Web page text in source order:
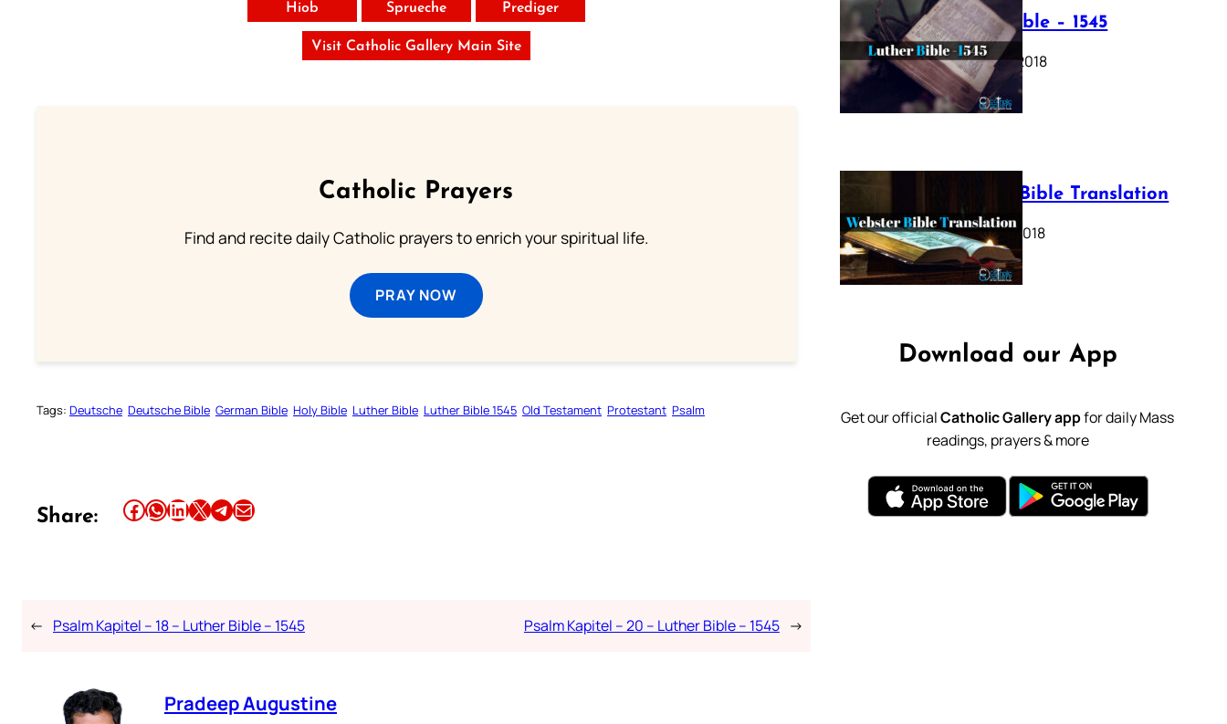
Hiob Sprueche Prediger
Visit Catholic Gallery Main Site
Catholic Prayers
Find and recite daily Catholic prayers to enrich your spiritual life.
PRAY NOW
Tags: Deutsche Deutsche Bible German Bible Holy Bible Luther Bible Luther Bible 1545 Old Testament Protestant Psalm
Share: Share this article on Facebook Share this article on WhatsApp Share this article on LinkedIn Share this article on X Share this article on TelegramEmail this Article
← Psalm Kapitel – 18 – Luther Bible – 1545 Psalm Kapitel – 20 – Luther Bible – 1545 →
Pradeep Augustine
Luther Bible – 1545
October 17, 2018
Webster Bible Translation
October 11, 2018
Download our App
Get our officialCatholic Gallery appfor daily Mass
readings, prayers & more